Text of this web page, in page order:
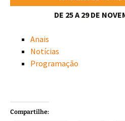
DE 25 A 29 DE
Anais
Notícias
Programação
Compartilhe: